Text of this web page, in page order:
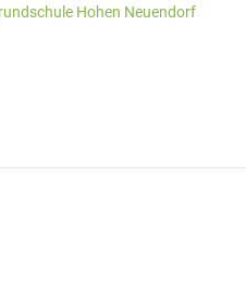
Hohen Neuendorf